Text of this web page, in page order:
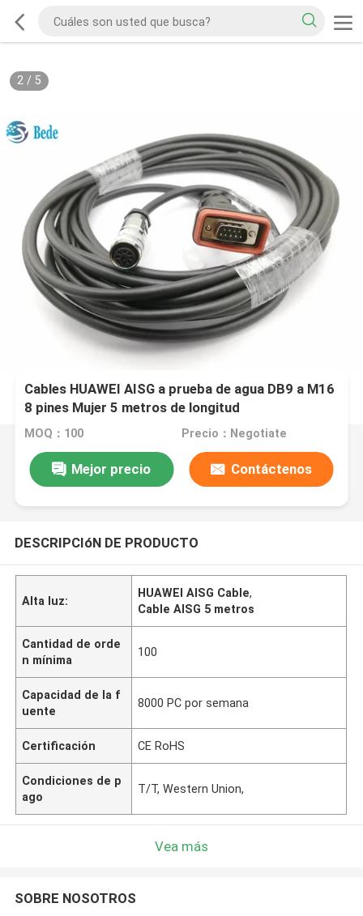
2/ 5
Cables HUAWEI AISG a prueba de agua DB9 a M16
8 pines Mujer 5 metros de longitud
MOQ：100 Precio：Negotiate
Mejor precio Contáctenos
DESCRIPCIóN DE PRODUCTO
Alta luz:
HUAWEI AISG Cable,
Cable AISG 5 metros
Cantidad de orde
n mínima
100
Capacidad de la f
uente
8000 PC por semana
Certificación CE RoHS
Condiciones de p
ago
T/T, Western Union,
Vea más
SOBRE NOSOTROS